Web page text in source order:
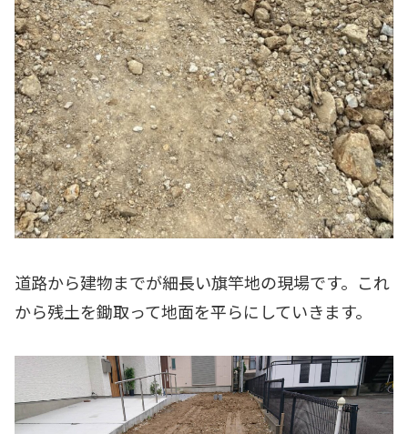
道路から建物までが細長い旗竿地の現場です。これ
から残土を鋤取って地面を平らにしていきます。